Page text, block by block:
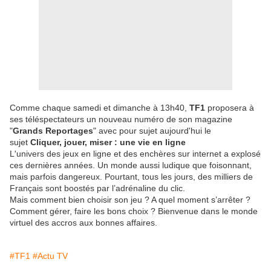
Comme chaque samedi et dimanche à 13h40, TF1 proposera à
ses téléspectateurs un nouveau numéro de son magazine
"Grands Reportages" avec pour sujet aujourd'hui le
sujet Cliquer, jouer, miser : une vie en ligne
L'univers des jeux en ligne et des enchères sur internet a explosé
ces dernières années. Un monde aussi ludique que foisonnant,
mais parfois dangereux. Pourtant, tous les jours, des milliers de
Français sont boostés par l’adrénaline du clic.
Mais comment bien choisir son jeu ? A quel moment s’arrêter ?
Comment gérer, faire les bons choix ? Bienvenue dans le monde
virtuel des accros aux bonnes affaires.
#TF1 #Actu TV